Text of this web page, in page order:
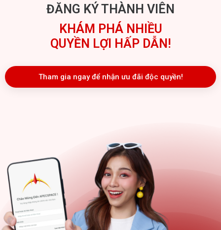
ĐĂNG KÝ THÀNH VIÊN
KHÁM PHÁ NHIỀU
QUYỀN LỢI HẤP DẪN!
Tham gia ngay để nhận ưu đãi độc quyền!